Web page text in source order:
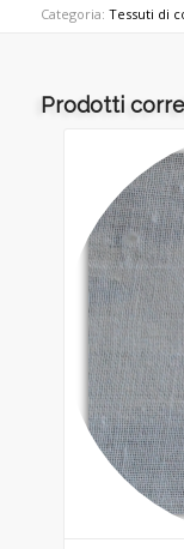
Categoria: Tessuti di
Prodotti